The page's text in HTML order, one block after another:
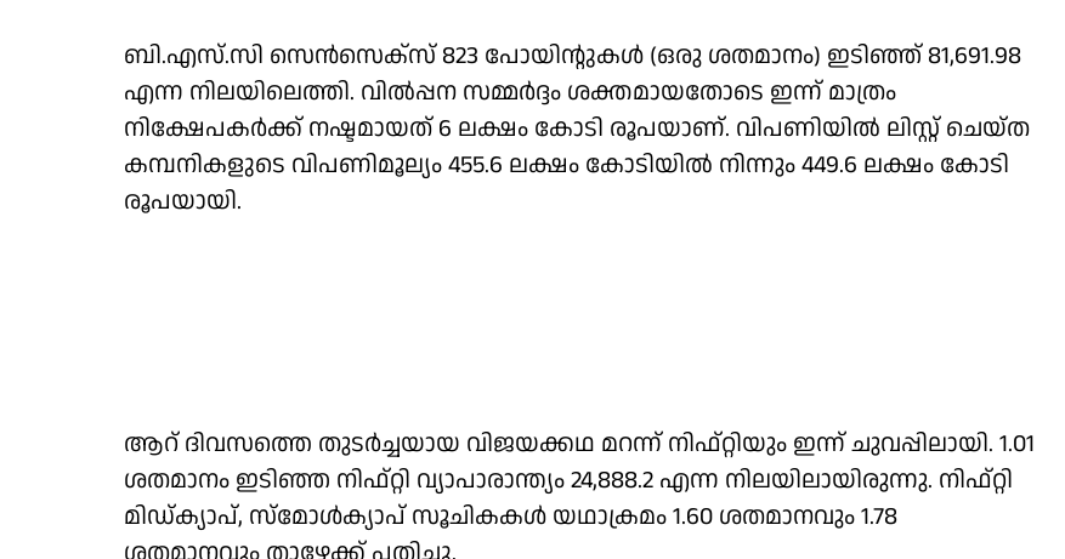
ബി.എസ്.സി സെന്‍സെക്‌സ് 823 പോയിന്റുകള്‍ (ഒരു ശതമാനം) ഇടിഞ്ഞ് 81,691.98
എന്ന നിലയിലെത്തി. വില്‍പ്പന സമ്മര്‍ദ്ദം ശക്തമായതോടെ ഇന്ന് മാത്രം
നിക്ഷേപകര്‍ക്ക് നഷ്ടമായത് 6 ലക്ഷം കോടി രൂപയാണ്. വിപണിയില്‍ ലിസ്റ്റ് ചെയ്ത
കമ്പനികളുടെ വിപണിമൂല്യം 455.6 ലക്ഷം കോടിയില്‍ നിന്നും 449.6 ലക്ഷം കോടി
രൂപയായി.
ആറ് ദിവസത്തെ തുടര്‍ച്ചയായ വിജയക്കഥ മറന്ന് നിഫ്റ്റിയും ഇന്ന് ചുവപ്പിലായി. 1.01
ശതമാനം ഇടിഞ്ഞ നിഫ്റ്റി വ്യാപാരാന്ത്യം 24,888.2 എന്ന നിലയിലായിരുന്നു. നിഫ്റ്റി
മിഡ്ക്യാപ്, സ്‌മോള്‍ക്യാപ് സൂചികകള്‍ യഥാക്രമം 1.60 ശതമാനവും 1.78